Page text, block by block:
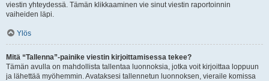
viestin yhteydessä. Tämän klikkaaminen vie sinut viestin raportoinnin
vaiheiden läpi.
Ylös
Mitä “Tallenna”-painike viestin kirjoittamisessa tekee?
Tämän avulla on mahdollista tallentaa luonnoksia, jotka voit kirjoittaa loppuun
ja lähettää myöhemmin. Avataksesi tallennetun luonnoksen, vieraile komissa